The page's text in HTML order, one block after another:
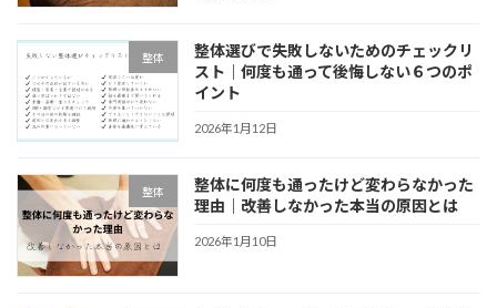
整体
整体選びで失敗しないためのチェックリ
スト｜何度も通って後悔しない６つのポ
イント
2026年1月12日
整体
整体に何度も通ったけど変わらなかった
理由｜改善しなかった本当の原因とは
2026年1月10日